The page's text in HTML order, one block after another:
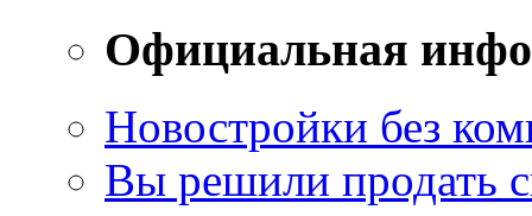
Официальная
Новостройки без
Вы решили продать